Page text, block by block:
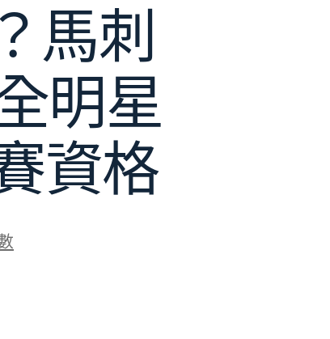
馬刺
明星
資格